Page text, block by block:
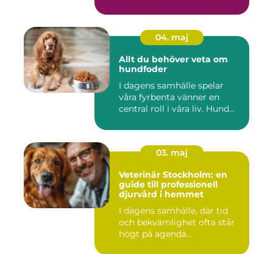
04. maj
Allt du behöver veta om
hundfoder
I dagens samhälle spelar
våra fyrbenta vänner en
central roll i våra liv. Hund...
03. maj
Veterinär Stockholm: en
guide till professionell
djurvård i hemmet
I dagens samhälle, där tid
och bekvämlighet ofta står
högt på agenda...